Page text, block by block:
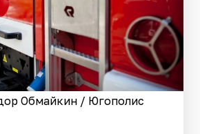
Обмайкин / Югополис